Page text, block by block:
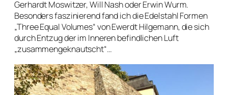
Gerhardt Moswitzer, Will Nash oder Erwin Wurm.
Besonders faszinierend fand ich die Edelstahl Formen
„Three Equal Volumes“ von Ewerdt Hilgemann, die sich
durch Entzug der im Inneren befindlichen Luft
„zusammengeknautscht“…